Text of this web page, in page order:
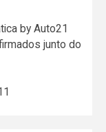
by Auto21
junto do